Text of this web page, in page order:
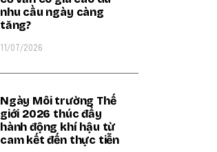
nhu cầu ngày càng
tăng?
11/07/2026
Ngày Môi trường Thế
giới 2026 thúc đẩy
hành động khí hậu từ
cam kết đến thực tiễn